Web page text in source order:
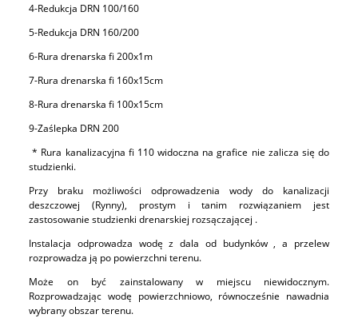
4-Redukcja DRN 100/160
5-Redukcja DRN 160/200
6-Rura drenarska fi 200x1m
7-Rura drenarska fi 160x15cm
8-Rura drenarska fi 100x15cm
9-Zaślepka DRN 200
* Rura kanalizacyjna fi 110 widoczna na grafice nie zalicza się do
studzienki.
Przy braku możliwości odprowadzenia wody do kanalizacji
deszczowej (Rynny), prostym i tanim rozwiązaniem jest
zastosowanie studzienki drenarskiej rozsączającej .
Instalacja odprowadza wodę z dala od budynków , a przelew
rozprowadza ją po powierzchni terenu.
Może on być zainstalowany w miejscu niewidocznym.
Rozprowadzając wodę powierzchniowo, równocześnie nawadnia
wybrany obszar terenu.